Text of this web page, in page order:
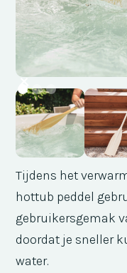
Tijdens het
hottub peddel
gebruikersgemak
doordat je sneller
water.